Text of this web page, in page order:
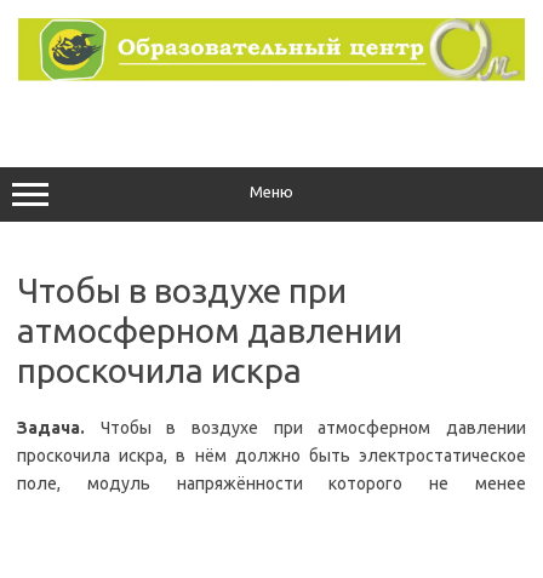
содержимому
Меню
Чтобы в воздухе при
атмосферном давлении
проскочила искра
Задача. Чтобы в воздухе при атмосферном давлении
проскочила искра, в нём должно быть электростатическое
поле, модуль напряжённости которого не менее